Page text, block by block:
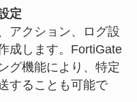
定
アクション、ログ設
成します。FortiGate
グ機能により、特定
することも可能で